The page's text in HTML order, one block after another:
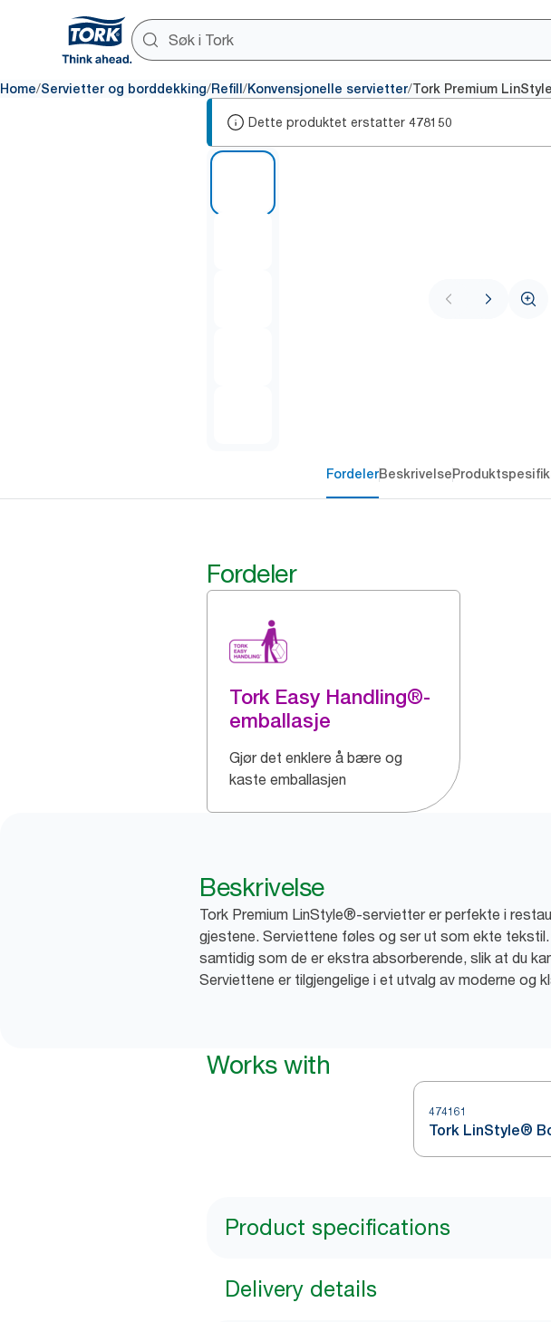
Home/Servietter og borddekking/Refill /Konvensjonelle servietter/Tork Premium
Dette produktet erstatter 478150
FordelerBeskrivelse
Fordeler
Tork Easy Handling®-
emballasje
Gjør det enklere å bære og
kaste emballasjen
Beskrivelse
Tork Premium LinStyle®-servietter er perfekte i
gjestene. Serviettene føles og ser ut som ekte
samtidig som de er ekstra absorberende, slik at du
Serviettene er tilgjengelige i et utvalg av moderne og
Works with
474161
Tork LinStyle®
Product specifications
Delivery details